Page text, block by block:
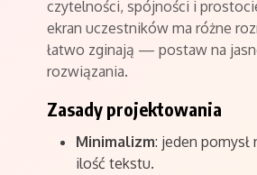
czytelności, spójności i
ekran uczestników ma różne
łatwo zginają — postaw na
rozwiązania.
Zasady projektowania
Minimalizm: jeden pomysł
ilość tekstu.